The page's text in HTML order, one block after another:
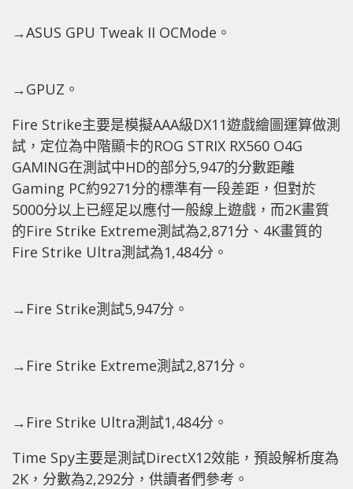
→ASUS GPU Tweak II OCMode。
→GPUZ。
Fire Strike主要是模擬AAA級DX11遊戲繪圖運算做測
試，定位為中階顯卡的ROG STRIX RX560 O4G
GAMING在測試中HD的部分5,947的分數距離
Gaming PC約9271分的標準有一段差距，但對於
5000分以上已經足以應付一般線上遊戲，而2K畫質
的Fire Strike Extreme測試為2,871分、4K畫質的
Fire Strike Ultra測試為1,484分。
→Fire Strike測試5,947分。
→Fire Strike Extreme測試2,871分。
→Fire Strike Ultra測試1,484分。
Time Spy主要是測試DirectX12效能，預設解析度為
2K，分數為2,292分，供讀者們參考。